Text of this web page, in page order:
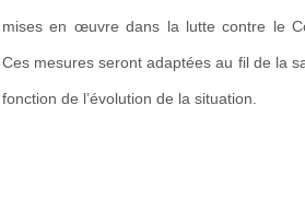
mises en œuvre dans la lutte contre le
Ces mesures seront adaptées au fil de la
fonction de l’évolution de la situation.